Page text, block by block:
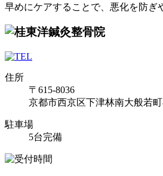
早めにケアすることで、悪化を防ぎ
住所
〒615-8036
京都市西京区下津林南大般若
駐車場
5台完備